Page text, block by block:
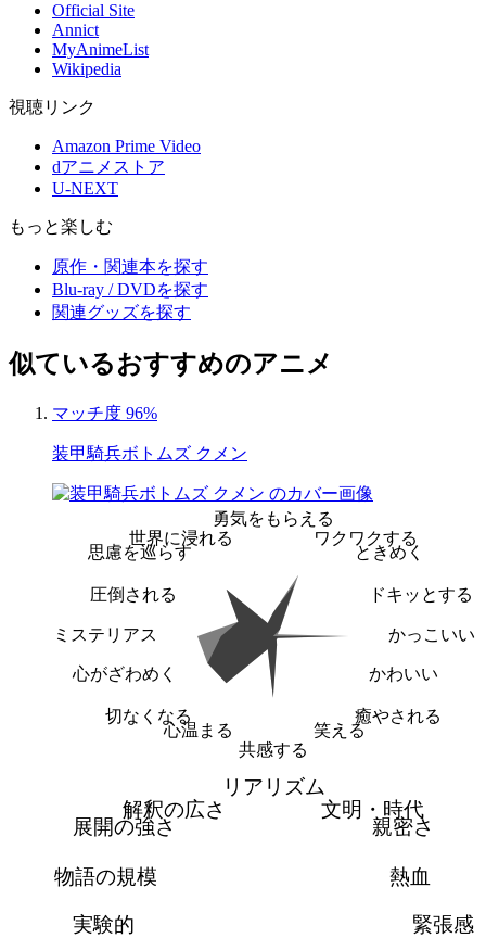
Official Site
Annict
MyAnimeList
Wikipedia
視聴リンク
Amazon Prime Video
dアニメストア
U-NEXT
もっと楽しむ
原作・関連本を探す
Blu-ray / DVDを探す
関連グッズを探す
似ているおすすめのアニメ
マッチ度 96%
装甲騎兵ボトムズ クメン
勇気をもらえる
ワクワクする
ときめく
ドキッとする
かっこいい
かわいい
癒やされる
笑える
共感する
心温まる
切なくなる
心がざわめく
ミステリアス
圧倒される
思慮を巡らす
世界に浸れる
リアリズム
文明・時代
親密さ
熱血
緊張感
実験的
物語の規模
展開の強さ
解釈の広さ